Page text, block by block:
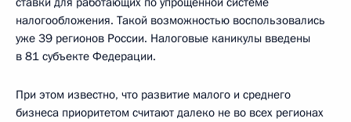
налогообложения. Такой возможностью воспользовались
уже 39 регионов России. Налоговые каникулы введены
в 81 субъекте Федерации.
При этом известно, что развитие малого и среднего
бизнеса приоритетом считают далеко не во всех регионах